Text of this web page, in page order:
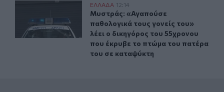
Βιομηχανία - Η σημασία των παρεμβάσεων του ΠΑΣΕΒΙΠΕ
τη Βιομηχανία - Η σημασία των
Μυστράς: «Αγαπούσε παθολογικά τους γονείς του»
ΕΛΛAΔΑ 12:14
Μυστράς: «Αγαπούσε παθολογικά
Μυστράς: «Αγαπούσε
παθολογικά τους γονείς του»
λέει ο δικηγόρος του 55χρονου
που έκρυβε το πτώμα του πατέρα
του σε καταψύκτη